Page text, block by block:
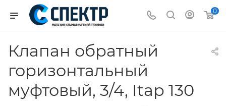
0
Клапан обратный
горизонтальный
муфтовый, 3/4, Itap 130